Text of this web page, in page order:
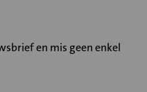
en mis geen enkel